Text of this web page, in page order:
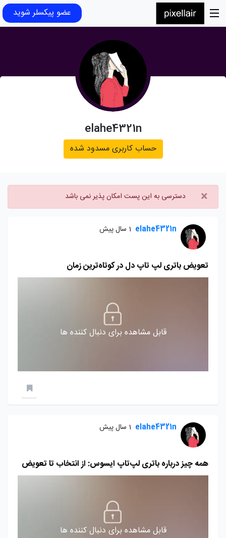
عضو پیکسلر شوید
elahe4321n
حساب کاربری مسدود شده
× دسترسی به این پست امکان پذیر نمی باشد
elahe4321n 1 سال پیش
تعویض باتری لپ تاپ دل در کوتاه‌ترین زمان
قابل مشاهده برای دنبال کننده ها
elahe4321n 1 سال پیش
همه چیز درباره باتری لپ‌تاپ ایسوس: از انتخاب تا تعویض
قابل مشاهده برای دنبال کننده ها